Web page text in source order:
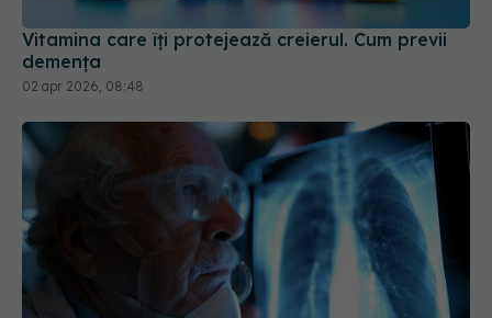
demența
02 apr 2026, 08:48